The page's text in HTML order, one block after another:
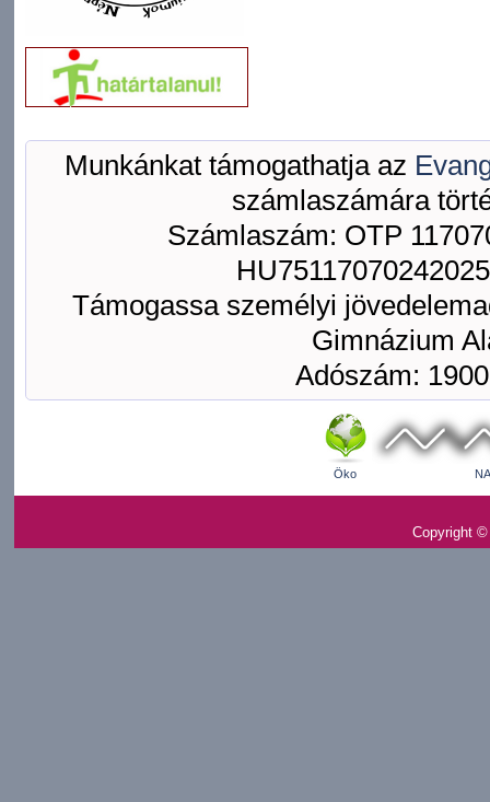
Munkánkat támogathatja az
számlaszámára
Számlaszám: OTP
Támogassa személyi
Gimnázium
Adószám:
Öko
Copyright